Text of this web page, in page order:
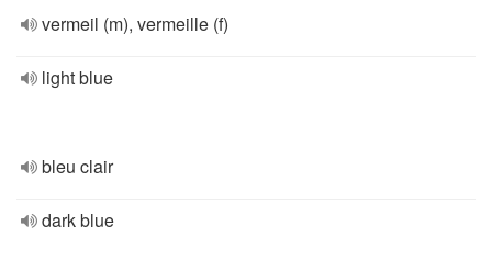
vermeil (m), vermeille (f)
light blue
bleu clair
dark blue